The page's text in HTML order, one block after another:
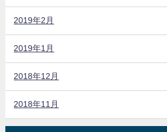
2019年2月
2019年1月
2018年12月
2018年11月